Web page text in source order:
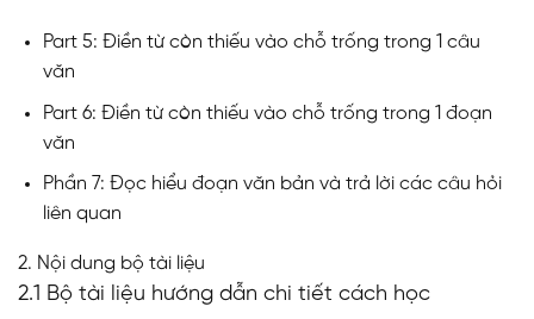
Part 5: Điền từ còn thiếu vào chỗ trống trong 1 câu
văn
Part 6: Điền từ còn thiếu vào chỗ trống trong 1 đoạn
văn
Phần 7: Đọc hiểu đoạn văn bản và trả lời các câu hỏi
liên quan
2. Nội dung bộ tài liệu
2.1 Bộ tài liệu hướng dẫn chi tiết cách học